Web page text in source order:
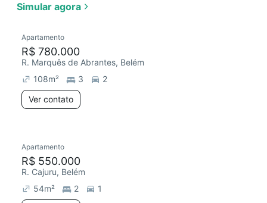
Simular agora
Apartamento
R$ 780.000
R. Marquês de Abrantes, Belém
108m² 3
2
Ver contato
Apartamento
R$ 550.000
R. Cajuru, Belém
54m² 2
1